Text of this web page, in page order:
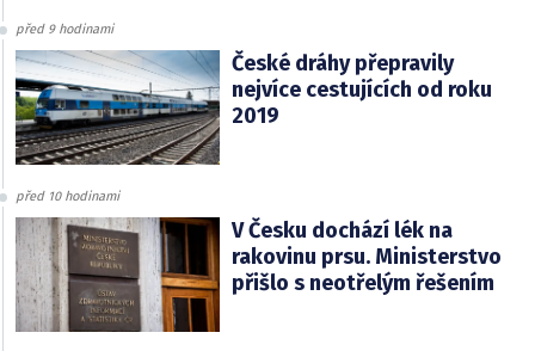
před 9 hodinami
České dráhy přepravily
nejvíce cestujících od roku
2019
před 10 hodinami
V Česku dochází lék na
rakovinu prsu. Ministerstvo
přišlo s neotřelým řešením